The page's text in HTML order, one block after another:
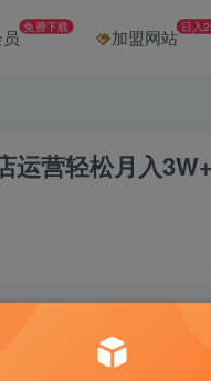
免费下载 加盟网站 日入
运营轻松月入3W+
口：长久稳定项目，0成本
费后查看